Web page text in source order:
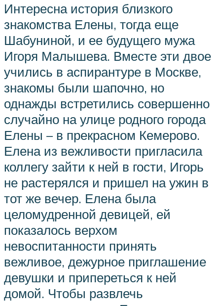
Интересна история близкого
знакомства Елены, тогда еще
Шабуниной, и ее будущего мужа
Игоря Малышева. Вместе эти двое
учились в аспирантуре в Москве,
знакомы были шапочно, но
однажды встретились совершенно
случайно на улице родного города
Елены – в прекрасном Кемерово.
Елена из вежливости пригласила
коллегу зайти к ней в гости, Игорь
не растерялся и пришел на ужин в
тот же вечер. Елена была
целомудренной девицей, ей
показалось верхом
невоспитанности принять
вежливое, дежурное приглашение
девушки и припереться к ней
домой. Чтобы развлечь